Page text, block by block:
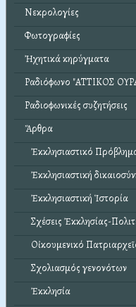
Νεκρολογίες
Φωτογραφίες
Ἠχητικά κηρύγματα
Ραδιόφωνο "ΑΤΤΙΚΟΣ
Ραδιοφωνικές συζητήσεις
Ἄρθρα
Ἐκκλησιαστικό
Ἐκκλησιαστική
Ἐκκλησιαστική Ἱστορία
Σχέσεις Ἐκκλησίας-
Οἰκουμενικό
Σχολιασμός γενονότων
Ἐκκλησία